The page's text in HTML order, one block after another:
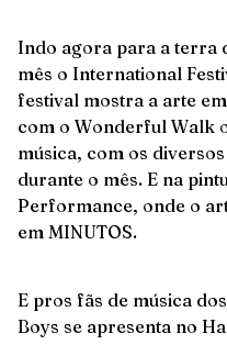
Indo agora para a terra
mês o International
festival mostra a arte
com o Wonderful Walk
música, com os
durante o mês. E na
Performance, onde o
em MINUTOS.
E pros fãs de música
Boys se apresenta no